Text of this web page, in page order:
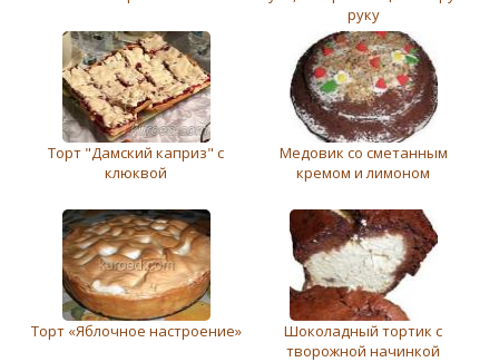
руку
Торт "Дамский каприз" с
клюквой
Медовик со сметанным
кремом и лимоном
Торт «Яблочное настроение»
Шоколадный тортик с
творожной начинкой